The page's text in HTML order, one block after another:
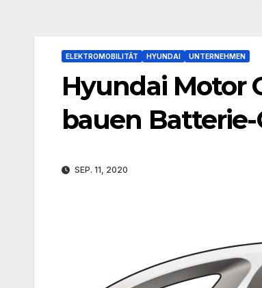
ELEKTROMOBILITÄT HYUNDAI UNTERNEHMEN
Hyundai Motor
bauen
SEP. 11, 2020